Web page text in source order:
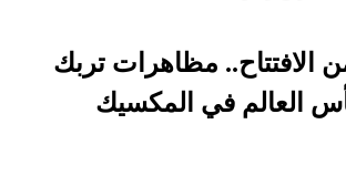
الافتتاح.. مظاهرات تربك
العالم في المكسيك